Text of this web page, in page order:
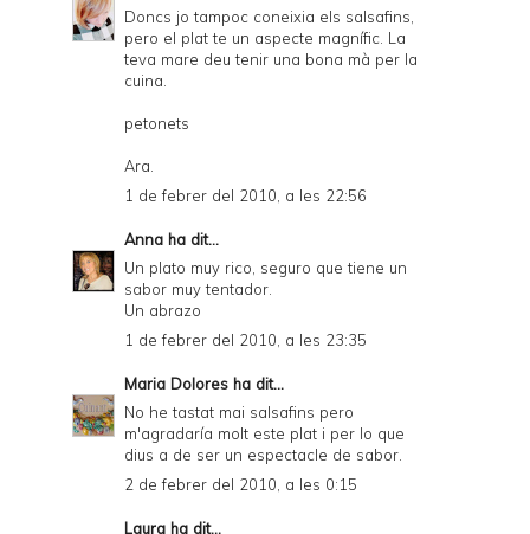
Doncs jo tampoc coneixia els salsafins,
pero el plat te un aspecte magnífic. La
teva mare deu tenir una bona mà per la
cuina.
petonets
Ara.
1 de febrer del 2010, a les 22:56
Anna ha dit...
Un plato muy rico, seguro que tiene un
sabor muy tentador.
Un abrazo
1 de febrer del 2010, a les 23:35
Maria Dolores ha dit...
No he tastat mai salsafins pero
m'agradaría molt este plat i per lo que
dius a de ser un espectacle de sabor.
2 de febrer del 2010, a les 0:15
Laura ha dit...